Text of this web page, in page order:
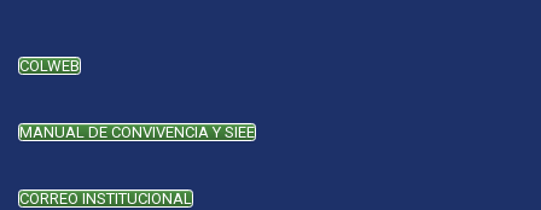
COLWEB
MANUAL DE CONVIVENCIA Y SIEE
CORREO INSTITUCIONAL